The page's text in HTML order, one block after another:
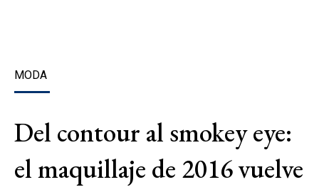
MODA
Del contour al smokey eye:
el maquillaje de 2016 vuelve